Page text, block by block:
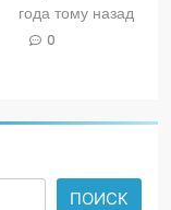
года тому назад
0
ПОИСК